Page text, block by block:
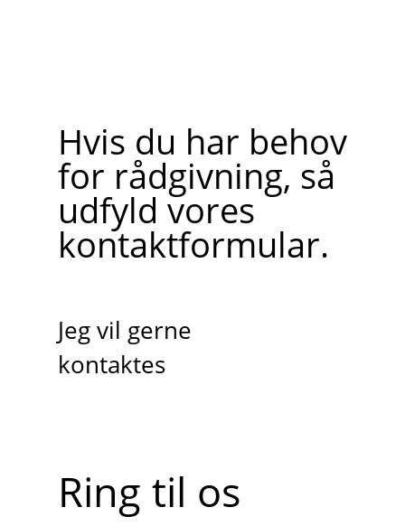
Hvis du har behov
for rådgivning, så
udfyld vores
kontaktformular.
Jeg vil gerne
kontaktes
Ring til os